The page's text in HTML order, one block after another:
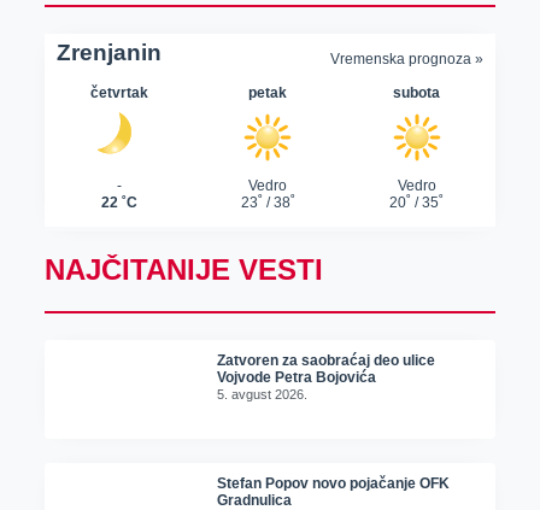
NAJČITANIJE VESTI
Zatvoren za saobraćaj deo ulice
Vojvode Petra Bojovića
5. avgust 2026.
Stefan Popov novo pojačanje OFK
Gradnulica